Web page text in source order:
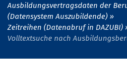
Ausbildungsvertragsdaten der
(Datensystem Auszubildende)
Zeitreihen (Datenabruf in DAZUBI)
Volltextsuche nach